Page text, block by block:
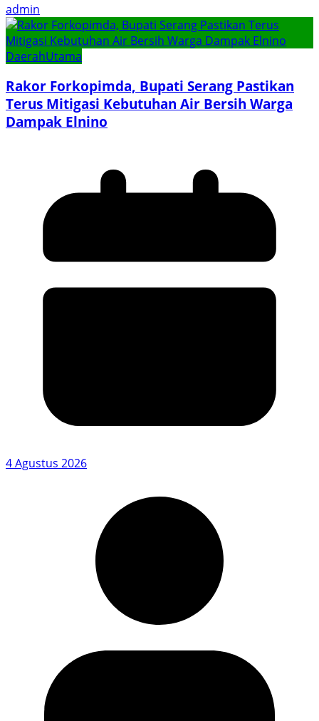
admin
DaerahUtama
Rakor Forkopimda, Bupati Serang Pastikan
Terus Mitigasi Kebutuhan Air Bersih Warga
Dampak Elnino
4 Agustus 2026